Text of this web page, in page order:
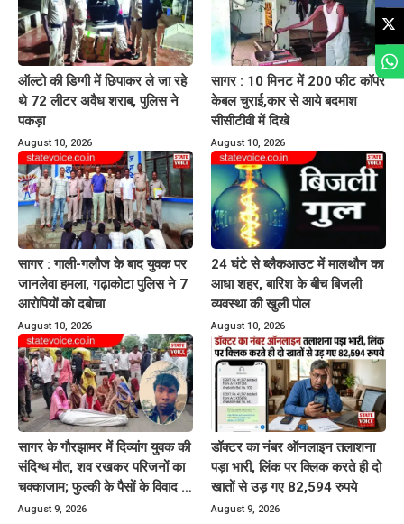
ऑल्टो की डिग्गी में छिपाकर ले जा रहे
थे 72 लीटर अवैध शराब, पुलिस ने
पकड़ा
August 10, 2026
सागर : 10 मिनट में 200 फीट कॉपर
केबल चुराई,कार से आये बदमाश
सीसीटीवी में दिखे
August 10, 2026
सागर : गाली-गलौज के बाद युवक पर
जानलेवा हमला, गढ़ाकोटा पुलिस ने 7
आरोपियों को दबोचा
August 10, 2026
24 घंटे से ब्लैकआउट में मालथौन का
आधा शहर, बारिश के बीच बिजली
व्यवस्था की खुली पोल
August 10, 2026
सागर के गौरझामर में दिव्यांग युवक की
संदिग्ध मौत, शव रखकर परिजनों का
चक्काजाम; फुल्की के पैसों के विवाद से
जुड़ा मामला
August 9, 2026
डॉक्टर का नंबर ऑनलाइन तलाशना
पड़ा भारी, लिंक पर क्लिक करते ही दो
खातों से उड़ गए 82,594 रुपये
August 9, 2026